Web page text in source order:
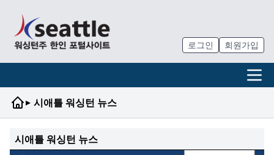
로그인 회원가입
▸ 시애틀 워싱턴 뉴스
시애틀 워싱턴 뉴스